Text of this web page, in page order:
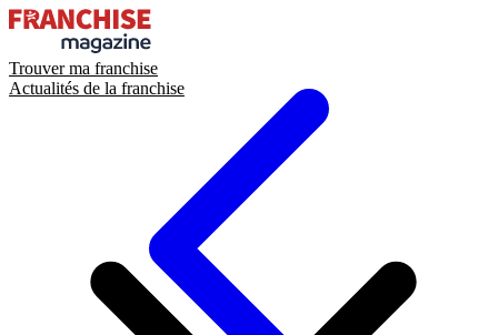
Trouver ma franchise
Actualités de la franchise